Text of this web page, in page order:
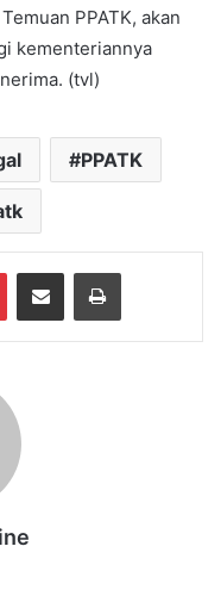
PPATK, akan
kementeriannya
(tvl)
PPATK
PinterestShare via Email Print